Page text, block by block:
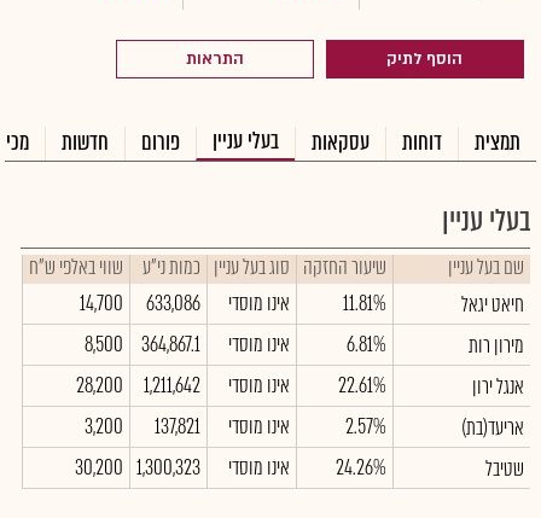
הוסף לתיק התראות
תמצית דוחות עסקאות בעלי עניין פורום חדשות
בעלי עניין
שם בעל עניין שיעור החזקה סוג בעל עניין כמות ני"ע
שווי באלפי ש"ח
חיאט יגאל
11.81% אינו מוסדי 633,086
14,700
מירון רות
6.81% אינו מוסדי 364,867.1
8,500
אנגל ירון
22.61% אינו מוסדי 1,211,642
28,200
אריעד(בת)
2.57% אינו מוסדי 137,821
3,200
שטיבל
24.26% אינו מוסדי 1,300,323
30,200